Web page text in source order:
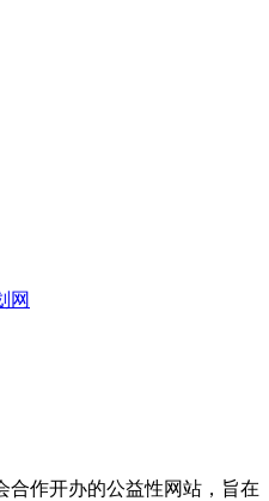
网
作开办的公益性网站，旨在